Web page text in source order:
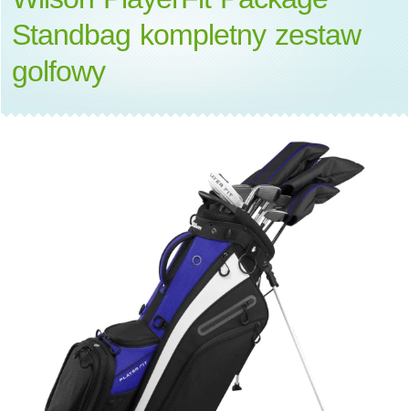
Standbag kompletny zestaw
golfowy